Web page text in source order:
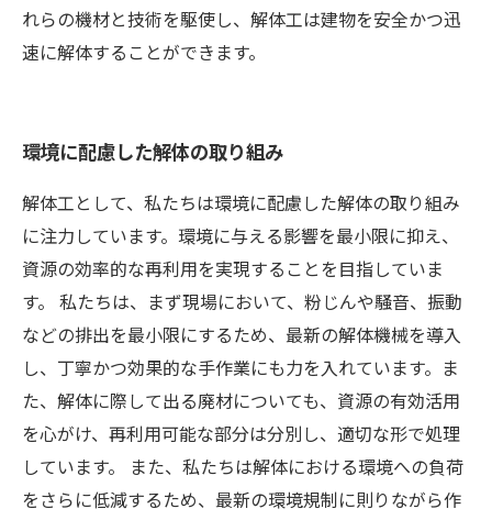
れらの機材と技術を駆使し、解体工は建物を安全かつ迅
速に解体することができます。
環境に配慮した解体の取り組み
解体工として、私たちは環境に配慮した解体の取り組み
に注力しています。環境に与える影響を最小限に抑え、
資源の効率的な再利用を実現することを目指していま
す。 私たちは、まず現場において、粉じんや騒音、振動
などの排出を最小限にするため、最新の解体機械を導入
し、丁寧かつ効果的な手作業にも力を入れています。ま
た、解体に際して出る廃材についても、資源の有効活用
を心がけ、再利用可能な部分は分別し、適切な形で処理
しています。 また、私たちは解体における環境への負荷
をさらに低減するため、最新の環境規制に則りながら作